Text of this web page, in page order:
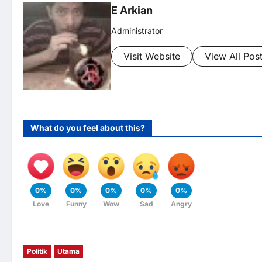
E Arkian
Administrator
Visit Website View All
What do you feel about this?
0%
Love
0%
Funny
0%
Wow
0%
Sad
0%
Angry
Politik Utama